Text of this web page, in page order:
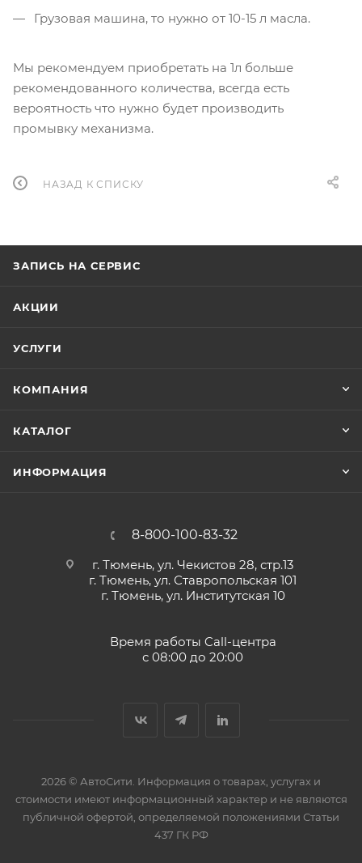
Грузовая машина, то нужно от 10-15 л масла.
Мы рекомендуем приобретать на 1л больше
рекомендованного количества, всегда есть
вероятность что нужно будет производить
промывку механизма.
НАЗАД К СПИСКУ
ЗАПИСЬ НА СЕРВИС
АКЦИИ
УСЛУГИ
КОМПАНИЯ
КАТАЛОГ
ИНФОРМАЦИЯ
8-800-100-83-32
г. Тюмень, ул. Чекистов 28, стр.13
г. Тюмень, ул. Ставропольская 101
г. Тюмень, ул. Институтская 10
Время работы Call-центра
с 08:00 до 20:00
2026 © АвтоСити. Информация о товарах, услугах и
стоимости имеют информационный характер и не являются
публичной офертой, определяемой положениями Статьи
437 ГК РФ